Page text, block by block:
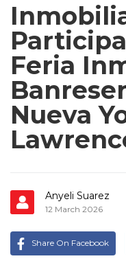
Feria
Nueva
Anyeli Suarez
12 March 2026
Share On Facebook